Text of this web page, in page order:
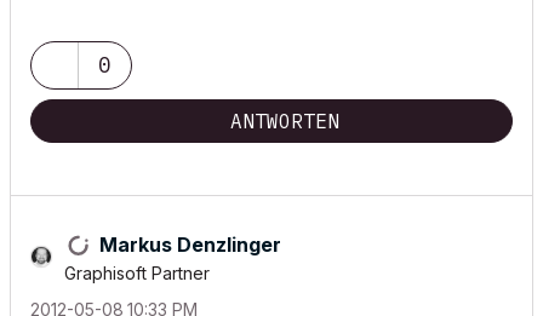
0
ANTWORTEN
Markus Denzlinger
Graphisoft Partner
‎2012-05-08 10:33 PM